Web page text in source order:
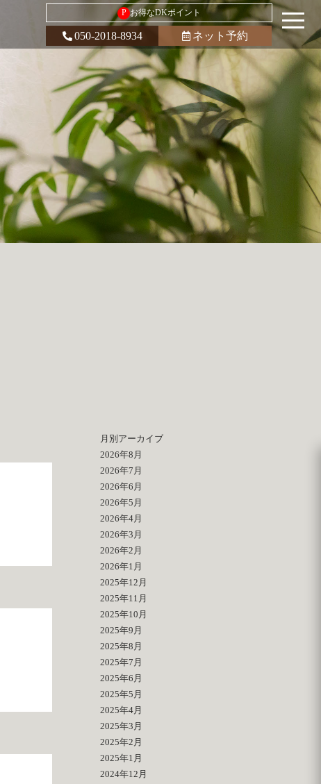
P お得なDKポイント
050-2018-8934 ネット予約
月別アーカイブ
2026年8月
2026年7月
2026年6月
2026年5月
2026年4月
2026年3月
2026年2月
2026年1月
2025年12月
2025年11月
2025年10月
2025年9月
2025年8月
2025年7月
2025年6月
2025年5月
2025年4月
2025年3月
2025年2月
2025年1月
2024年12月